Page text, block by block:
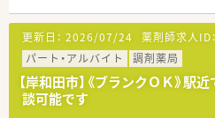
更新日： 2026/07/24 薬剤師求人ID：
パート・アルバイト
調剤薬局
【岸和田市】《ブランクＯＫ》駅
談可能です